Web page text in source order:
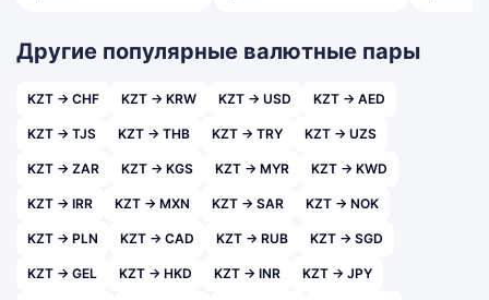
Другие популярные валютные пары
KZT → CHF KZT → KRW KZT → USD KZT → AED
KZT → TJS KZT → THB KZT → TRY KZT → UZS
KZT → ZAR KZT → KGS KZT → MYR KZT → KWD
KZT → IRR KZT → MXN KZT → SAR KZT → NOK
KZT → PLN KZT → CAD KZT → RUB KZT → SGD
KZT → GEL KZT → HKD KZT → INR KZT → JPY